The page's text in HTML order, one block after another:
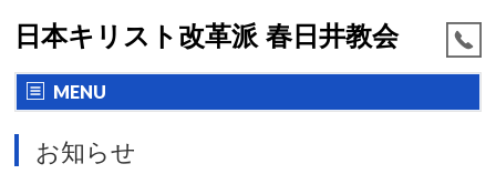
日本キリスト改革派 春日井教会
MENU
お知らせ